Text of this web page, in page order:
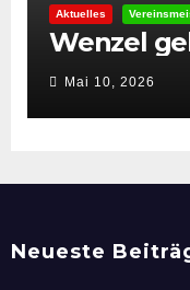
Aktuelles
Wenzel
Mai 10, 2026
Neueste